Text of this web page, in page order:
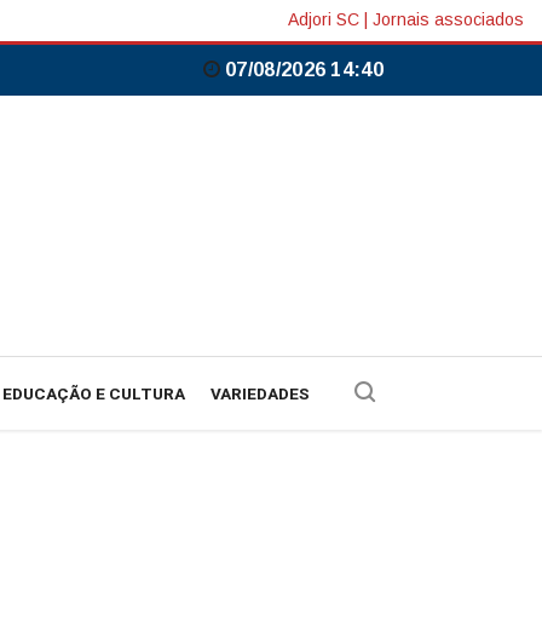
Adjori SC Jornais associados
07/08/2026 14:40
EDUCAÇÃO E CULTURA VARIEDADES